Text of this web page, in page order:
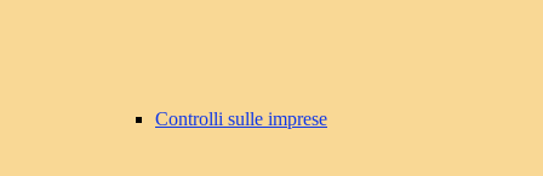
Controlli sulle imprese